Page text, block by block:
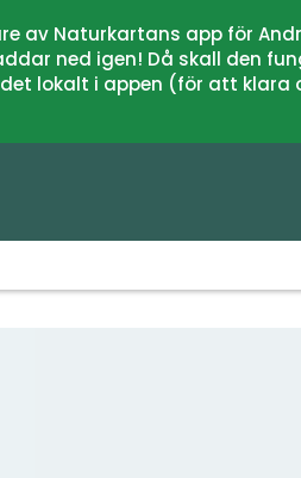
av Naturkartans app för
ned igen! Då skall den
lokalt i appen (för att